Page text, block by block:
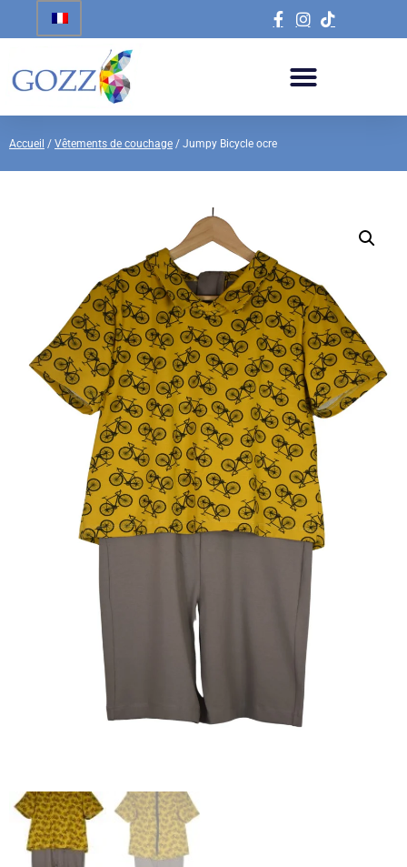
Accueil / Vêtements de couchage / Jumpy Bicycle ocre